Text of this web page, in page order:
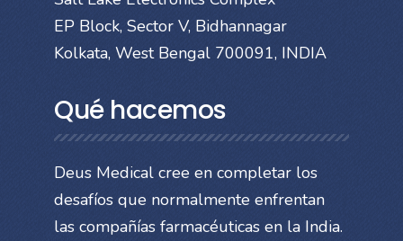
EP Block, Sector V, Bidhannagar
Kolkata, West Bengal 700091, INDIA
Qué hacemos
Deus Medical cree en completar los
desafíos que normalmente enfrentan
las compañías farmacéuticas en la India.